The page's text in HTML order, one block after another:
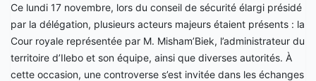
Ce lundi 17 novembre, lors du conseil de sécurité élargi présidé
par la délégation, plusieurs acteurs majeurs étaient présents : la
Cour royale représentée par M. Misham’Biek, l’administrateur du
territoire d’Ilebo et son équipe, ainsi que diverses autorités. À
cette occasion, une controverse s’est invitée dans les échanges